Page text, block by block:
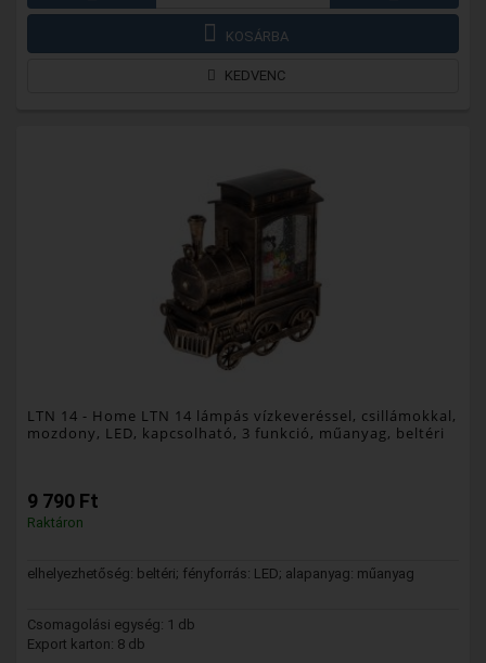
KOSÁRBA
KEDVENC
LTN 14 - Home LTN 14 lámpás vízkeveréssel, csillámokkal,
mozdony, LED, kapcsolható, 3 funkció, műanyag, beltéri
9 790 Ft
Raktáron
elhelyezhetőség: beltéri; fényforrás: LED; alapanyag: műanyag
Csomagolási egység: 1 db
Export karton: 8 db